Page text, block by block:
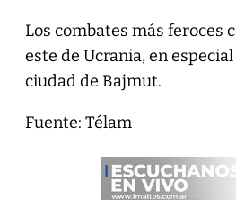
Los combates más feroces
este de Ucrania, en
ciudad de Bajmut.
Fuente: Télam